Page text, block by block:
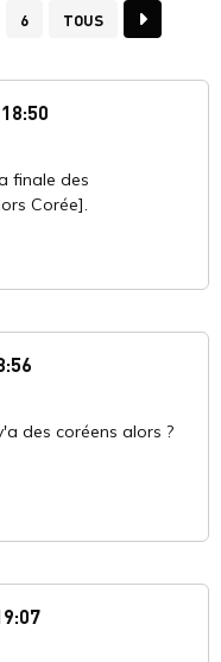
6 TOUS
finale des
Corée].
des coréens alors ?